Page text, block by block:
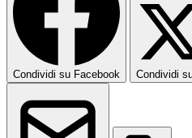
Condividi su Facebook Condividi